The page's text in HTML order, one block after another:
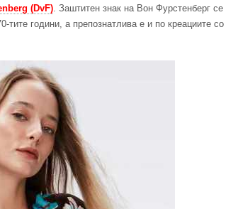
(DvF) . Заштитен знак на Вон Фурстенберг се
години, а препознатлива е и по креациите со